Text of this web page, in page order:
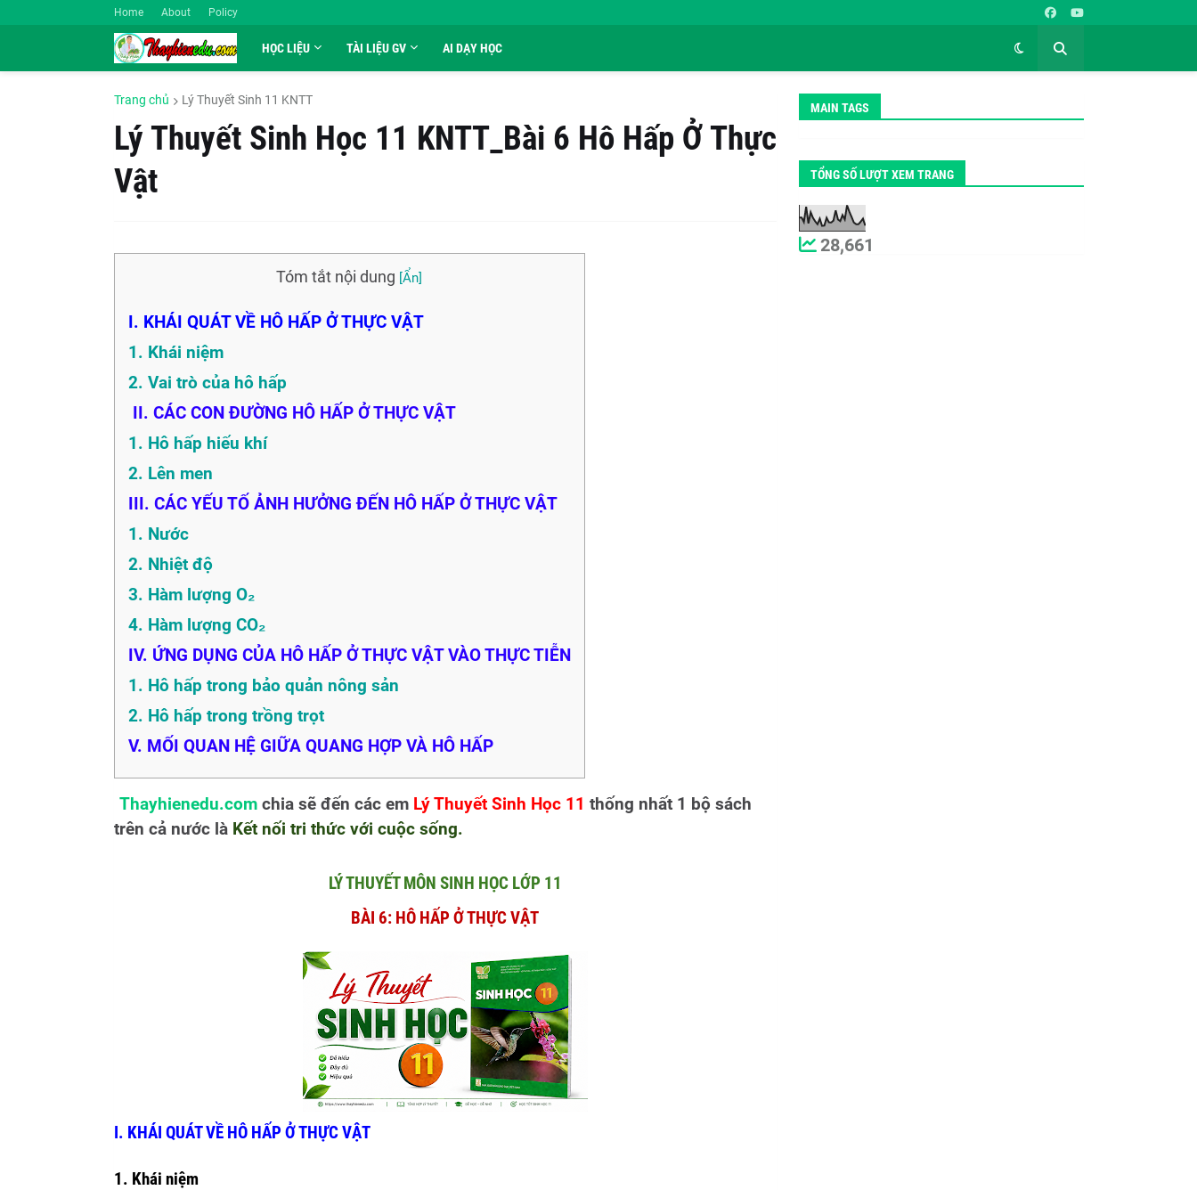
Home About Policy
HỌC LIỆU TÀI LIỆU GV AI DẠY HỌC
Trang chủ Lý Thuyết Sinh 11 KNTT
Lý Thuyết Sinh Học 11 KNTT_Bài 6 Hô Hấp Ở Thực
Vật
Tóm tắt nội dung
I. KHÁI QUÁT VỀ HÔ HẤP Ở THỰC VẬT
1. Khái niệm
2. Vai trò của hô hấp
II. CÁC CON ĐƯỜNG HÔ HẤP Ở THỰC VẬT
1. Hô hấp hiếu khí
2. Lên men
III. CÁC YẾU TỐ ẢNH HƯỞNG ĐẾN HÔ HẤP Ở THỰC VẬT
1. Nước
2. Nhiệt độ
3. Hàm lượng O₂
4. Hàm lượng CO₂
IV. ỨNG DỤNG CỦA HÔ HẤP Ở THỰC VẬT VÀO THỰC TIỄN
1. Hô hấp trong bảo quản nông sản
2. Hô hấp trong trồng trọt
V. MỐI QUAN HỆ GIỮA QUANG HỢP VÀ HÔ HẤP
Thayhienedu.comchia sẽ đến các em Lý Thuyết Sinh Học 11 thống nhất 1 bộ sách
trên cả nước là Kết nối tri thức với cuộc sống.
LÝ THUYẾT MÔN SINH HỌC LỚP 11
BÀI 6: HÔ HẤP Ở THỰC VẬT
I. KHÁI QUÁT VỀ HÔ HẤP Ở THỰC VẬT
1. Khái niệm
MAIN TAGS
TỔNG SỐ LƯỢT XEM TRANG
28,661